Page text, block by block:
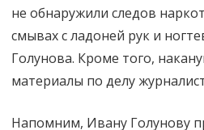
не обнаружили следов
смывах с ладоней рук и
Голунова. Кроме того,
материалы по делу
Напомним, Ивану Голунову